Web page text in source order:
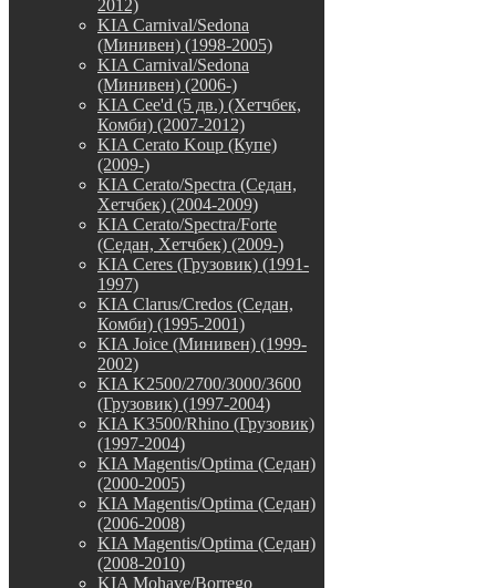
2012)
KIA Carnival/Sedona
(Минивен) (1998-2005)
KIA Carnival/Sedona
(Минивен) (2006-)
KIA Cee'd (5 дв.) (Хетчбек,
Комби) (2007-2012)
KIA Cerato Koup (Купе)
(2009-)
KIA Cerato/Spectra (Седан,
Хетчбек) (2004-2009)
KIA Cerato/Spectra/Forte
(Седан, Хетчбек) (2009-)
KIA Ceres (Грузовик) (1991-
1997)
KIA Clarus/Credos (Седан,
Комби) (1995-2001)
KIA Joice (Минивен) (1999-
2002)
KIA K2500/2700/3000/3600
(Грузовик) (1997-2004)
KIA K3500/Rhino (Грузовик)
(1997-2004)
KIA Magentis/Optima (Седан)
(2000-2005)
KIA Magentis/Optima (Седан)
(2006-2008)
KIA Magentis/Optima (Седан)
(2008-2010)
KIA Mohave/Borrego